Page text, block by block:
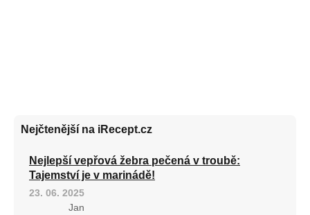
Nejčtenější na iRecept.cz
Nejlepší vepřová žebra pečená v troubě:
Tajemství je v marinádě!
23. 06. 2025
Jan